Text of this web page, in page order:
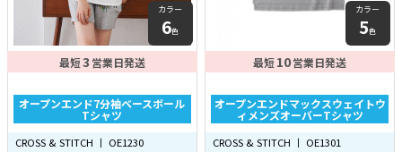
カラー
6色
最短3 営業日発送
オープンエンド7分袖ベースボール
Tシャツ
CROSS & STITCH 丨 OE1230
カラー
5色
最短10営業日発送
オープンエンドマックスウェイトウ
ィメンズオーバーTシャツ
CROSS & STITCH 丨 OE1301